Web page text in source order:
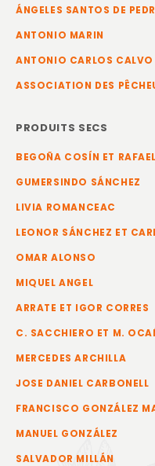
ÁNGELES SANTOS DE
ANTONIO MARIN
ANTONIO CARLOS CALVO
ASSOCIATION DES
PRODUITS SECS
BEGOÑA COSÍN ET
GUMERSINDO SÁNCHEZ
LIVIA ROMANCEAC
LEONOR SÁNCHEZ ET
OMAR ALONSO
MIQUEL ANGEL
ARRATE ET IGOR CORRES
C. SACCHIERO ET M.
MERCEDES ARCHILLA
JOSE DANIEL CARBONELL
FRANCISCO GONZÁLEZ
MANUEL GONZÁLEZ
SALVADOR MILLÁN